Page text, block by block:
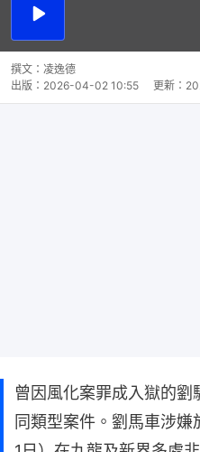
播
撰文： 凌逸德
出版： 2026-04-02 10:55 更新：
曾因風化案罪成入獄的
同類型案件。劉馬車涉